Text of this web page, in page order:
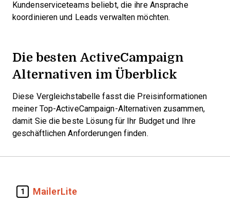
Kundenserviceteams beliebt, die ihre Ansprache
koordinieren und Leads verwalten möchten.
Die besten ActiveCampaign
Alternativen im Überblick
Diese Vergleichstabelle fasst die Preisinformationen
meiner Top-ActiveCampaign-Alternativen zusammen,
damit Sie die beste Lösung für Ihr Budget und Ihre
geschäftlichen Anforderungen finden.
1 MailerLite